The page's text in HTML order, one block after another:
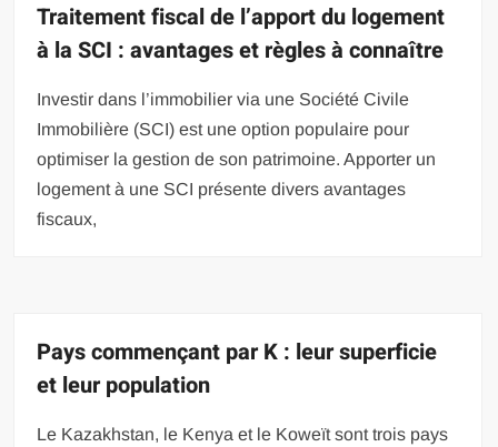
Traitement fiscal de l’apport du logement
à la SCI : avantages et règles à connaître
Investir dans l’immobilier via une Société Civile
Immobilière (SCI) est une option populaire pour
optimiser la gestion de son patrimoine. Apporter un
logement à une SCI présente divers avantages
fiscaux,
Pays commençant par K : leur superficie
et leur population
Le Kazakhstan, le Kenya et le Koweït sont trois pays